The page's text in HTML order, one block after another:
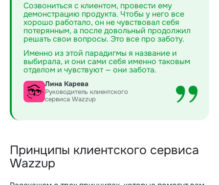
Созвониться с клиентом, провести ему
демонстрацию продукта. Чтобы у него все
хорошо работало, он не чувствовал себя
потерянным, а после довольный продолжил
решать свои вопросы. Это все про заботу.
Именно из этой парадигмы я название и
выбирала, и они сами себя именно таковым
отделом и чувствуют — они забота.
Лина Карева
Руководитель клиентского
сервиса Wazzup
Принципы клиентского сервиса
Wazzup